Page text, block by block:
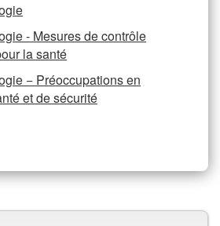
- Mesures de contrôle
la santé
− Préoccupations en
et de sécurité